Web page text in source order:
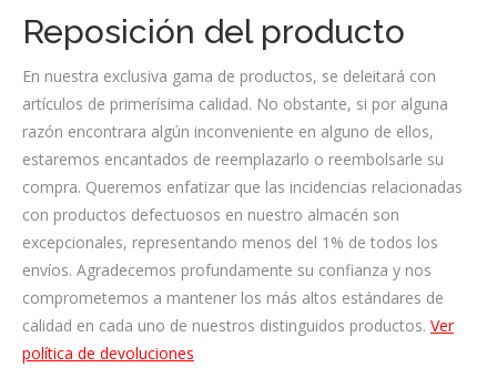
Reposición del producto
En nuestra exclusiva gama de productos, se deleitará con
artículos de primerísima calidad. No obstante, si por alguna
razón encontrara algún inconveniente en alguno de ellos,
estaremos encantados de reemplazarlo o reembolsarle su
compra. Queremos enfatizar que las incidencias relacionadas
con productos defectuosos en nuestro almacén son
excepcionales, representando menos del 1% de todos los
envíos. Agradecemos profundamente su confianza y nos
comprometemos a mantener los más altos estándares de
calidad en cada uno de nuestros distinguidos productos. Ver
política de devoluciones